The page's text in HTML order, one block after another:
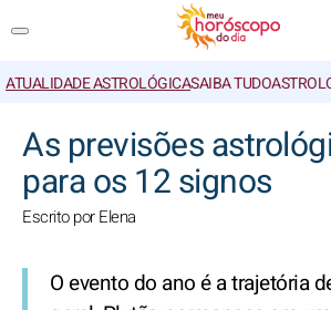
ATUALIDADE ASTROLÓGICASAIBA TUDO
As previsões
para os 12 signos
Escrito por Elena
O evento do ano é a trajetória